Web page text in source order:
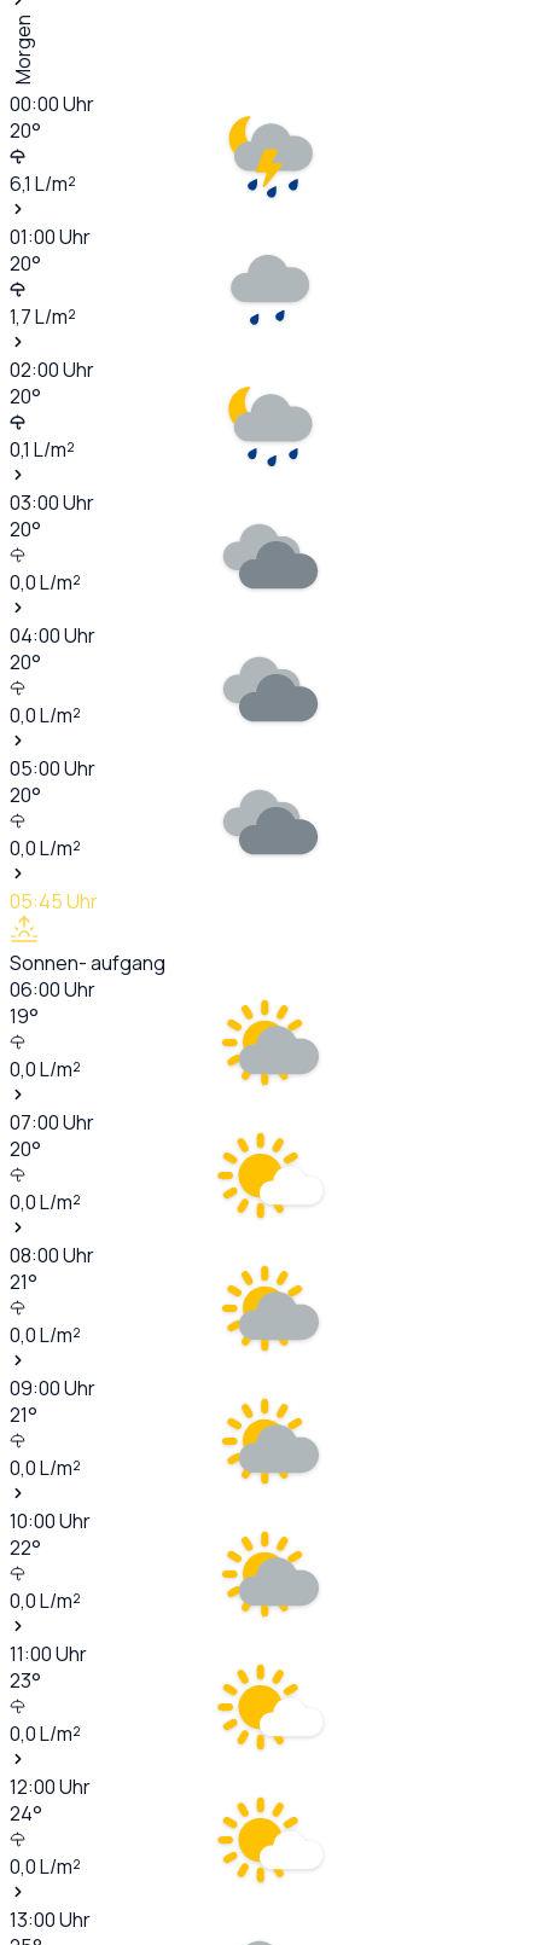
Morgen
00:00Uhr
20°
6,1 L/m²
01:00Uhr
20°
1,7L/m²
02:00Uhr
20°
0,1 L/m²
03:00Uhr
20°
0,0L/m²
04:00Uhr
20°
0,0L/m²
05:00Uhr
20°
0,0L/m²
05:45Uhr
Sonnen- aufgang
06:00Uhr
19°
0,0L/m²
07:00Uhr
20°
0,0L/m²
08:00Uhr
21°
0,0L/m²
09:00Uhr
21°
0,0L/m²
10:00Uhr
22°
0,0L/m²
11:00Uhr
23°
0,0L/m²
12:00Uhr
24°
0,0L/m²
13:00Uhr